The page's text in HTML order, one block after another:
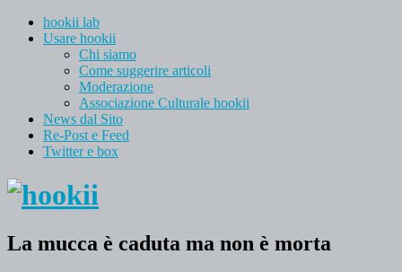
hookii lab
Usare hookii
Chi siamo
Come suggerire articoli
Moderazione
Associazione Culturale hookii
News dal Sito
Re-Post e Feed
Twitter e box
La mucca è caduta ma non è morta